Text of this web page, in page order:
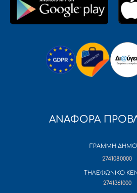
ΑΝΑΦΟΡΑ
ΓΡΑΜΜΗ
2741080000
ΤΗΛΕΦΩΝΙΚΟ
2741361000